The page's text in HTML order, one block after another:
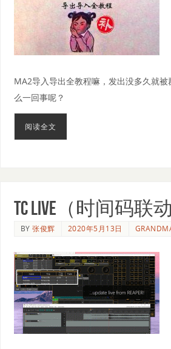
MA2导入导出全教程嘛，发出没多久就
么一回事呢？
阅读全文
TC Live（时间码联
BY张俊辉 2020年5月13日